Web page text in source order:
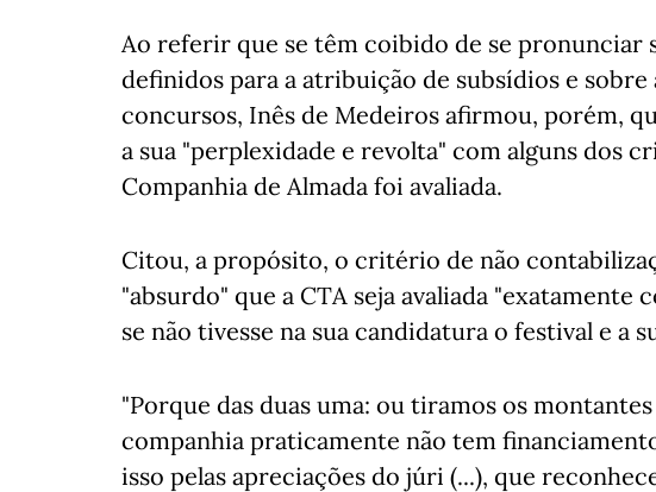
Ao referir que se têm coibido de se
definidos para a atribuição de subsídios e sobre
concursos, Inês de Medeiros afirmou, porém,
a sua "perplexidade e revolta" com alguns dos
Companhia de Almada foi avaliada.
Citou, a propósito, o critério de não
"absurdo" que a CTA seja avaliada
se não tivesse na sua candidatura o festival e a
"Porque das duas uma: ou tiramos os
companhia praticamente não tem
isso pelas apreciações do júri (...), que